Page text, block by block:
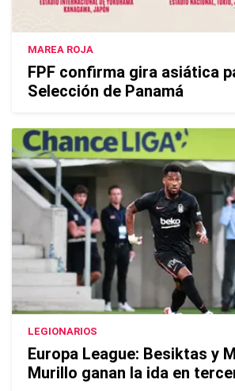
MAREA ROJA
FPF confirma gira asiática
Selección de Panamá
LEGIONARIOS
Europa League: Besiktas y
Murillo ganan la ida en